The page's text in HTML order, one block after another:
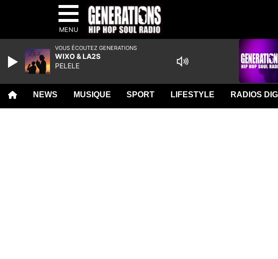
MENU
NEWS MUSIQUE SPORT LIFESTYLE RADIOS
VOUS ÉCOUTEZ GENERATIONS
WIXO & LA2S
PELELE